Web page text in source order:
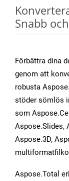
Snabb
Förbättra dina
genom att
robusta
stöder sömlös
som
Aspose.Slides,
Aspose.3D,
Aspose.Total